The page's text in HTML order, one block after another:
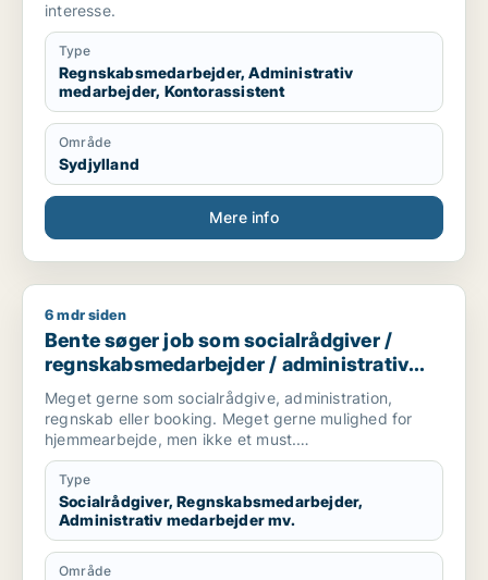
interesse.
Type
Regnskabsmedarbejder, Administrativ
medarbejder, Kontorassistent
Område
Sydjylland
Mere info
Bente søger job som socialrådgiver /
6 mdr siden
Bente søger job som socialrådgiver /
regnskabsmedarbejder / administrativ
medarbejder / kontorassistent
Meget gerne som socialrådgive, administration,
regnskab eller booking. Meget gerne mulighed for
hjemmearbejde, men ikke et must.
Sekretær for studerende
Type
Socialrådgiver, Regnskabsmedarbejder,
Administrativ medarbejder mv.
Område